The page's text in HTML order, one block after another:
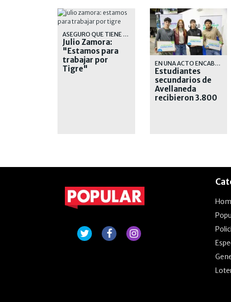
ASEGURO QUE TIENE MUCHA OBRA POR DELANTE PARA EJECUTAR
Julio Zamora:
"Estamos para
trabajar por
Tigre"
EN UNA ACTO ENCABEZADO POR LA INTENDENTA, MAGDALENA SIERRA
Estudiantes
secundarios de
Avellaneda
recibieron 3.800